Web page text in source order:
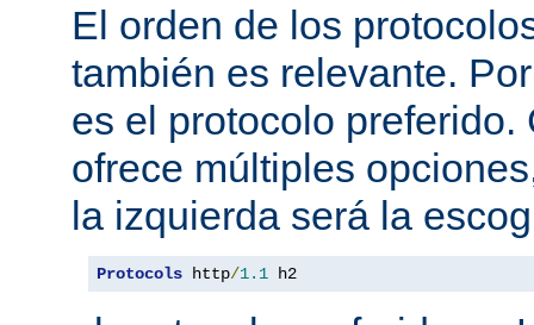
El orden de los
también es relevante.
es el protocolo preferido.
ofrece múltiples
la izquierda será la
Protocols http/1.1 h2